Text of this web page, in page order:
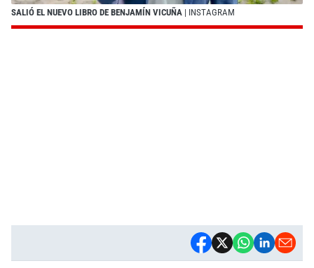
SALIÓ EL NUEVO LIBRO DE BENJAMÍN VICUÑA | INSTAGRAM